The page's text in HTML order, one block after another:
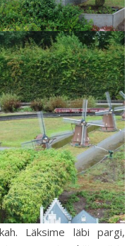
Läksime läbi pargi,